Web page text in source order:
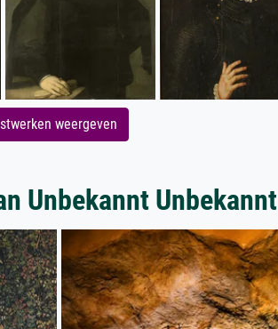
weergeven
Unbekannt Unbekannt